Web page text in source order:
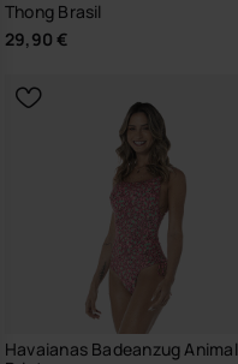
Thong Brasil
29,90 €
Havaianas Badeanzug Animal